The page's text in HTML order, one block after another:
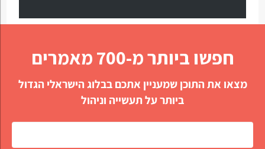
חפשו ביותר מ-700 מאמרים
מצאו את התוכן שמעניין אתכם בבלוג הישראלי הגדול
ביותר על תעשייה וניהול